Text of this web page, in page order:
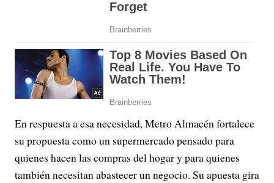
En respuesta a esa necesidad, Metro Almacén fortalece
su propuesta como un supermercado pensado para
quienes hacen las compras del hogar y para quienes
también necesitan abastecer un negocio. Su apuesta gira